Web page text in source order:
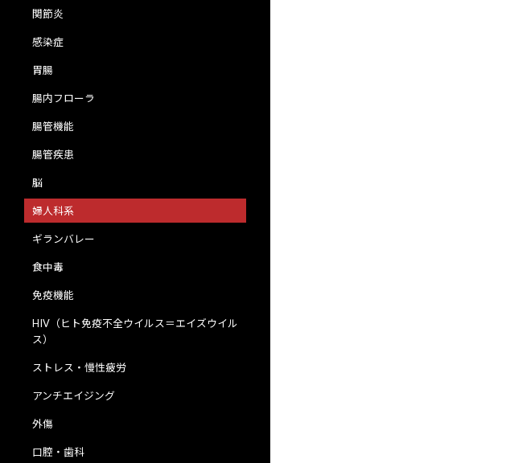
関節炎
感染症
胃腸
腸内フローラ
腸管機能
腸管疾患
脳
婦人科系
ギランバレー
食中毒
免疫機能
HIV（ヒト免疫不全ウイルス＝エイズウイル
ス）
ストレス・慢性疲労
アンチエイジング
外傷
口腔・歯科